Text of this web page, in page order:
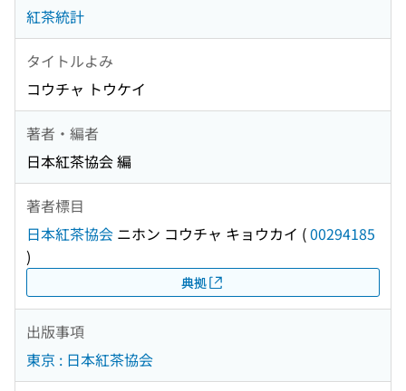
紅茶統計
タイトルよみ
コウチャ トウケイ
著者・編者
日本紅茶協会 編
著者標目
日本紅茶協会 ニホン コウチャ キョウカイ (00294185
)
典拠
出版事項
東京 : 日本紅茶協会